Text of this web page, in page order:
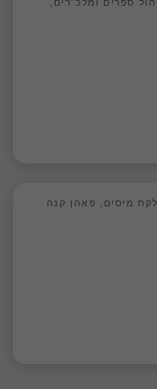
ספרים ומלכ"רים,
מיסים, פאהן קנה